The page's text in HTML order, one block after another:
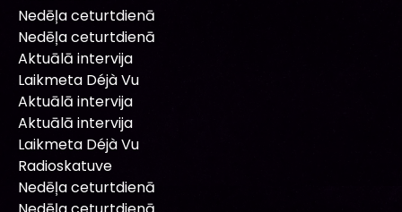
Nedēļa ceturtdienā
Nedēļa ceturtdienā
Aktuālā intervija
Laikmeta Déjà Vu
Aktuālā intervija
Aktuālā intervija
Laikmeta Déjà Vu
Radioskatuve
Nedēļa ceturtdienā